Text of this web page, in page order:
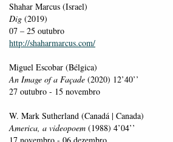
Shahar Marcus (Israel)
Dig (2019)
07 – 25 outubro
http://shaharmarcus.com/
Miguel Escobar (Bélgica)
An Image of a Façade (2020) 12’40’’
27 outubro - 15 novembro
W. Mark Sutherland (Canadá | Canada)
America, a videopoem (1988) 4’04’’